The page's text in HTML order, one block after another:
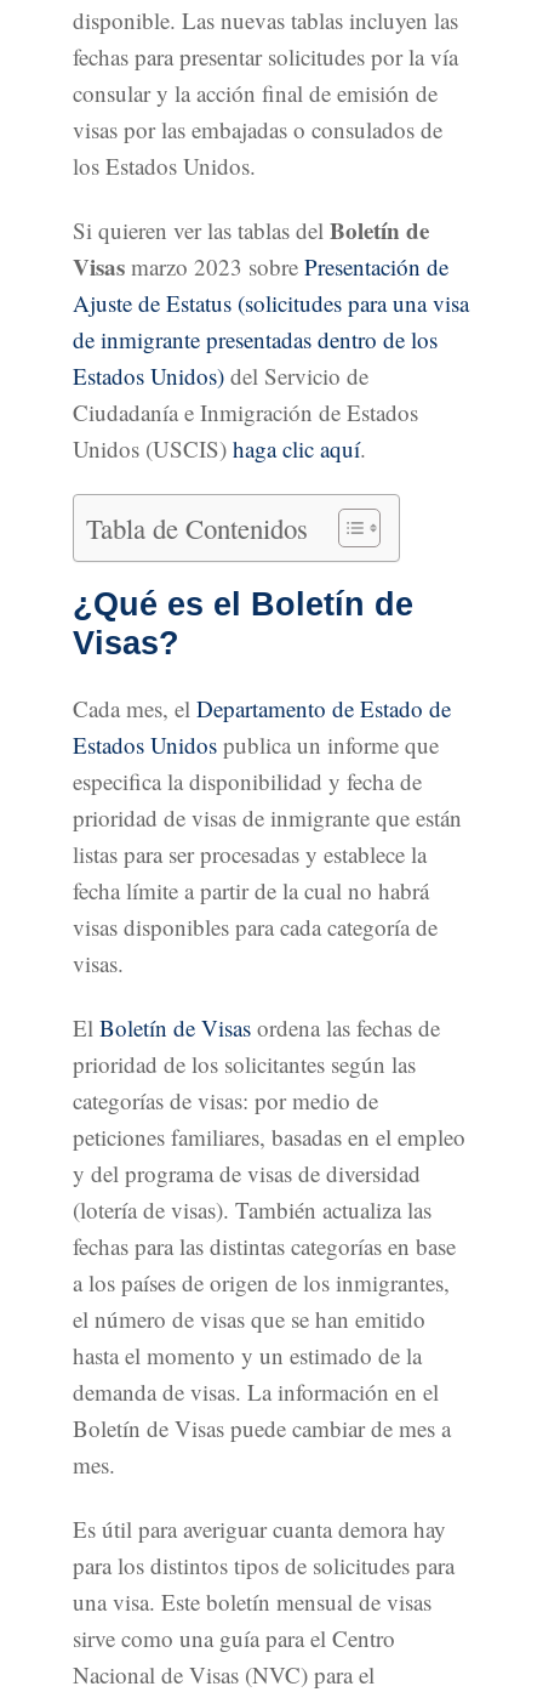
disponible. Las nuevas tablas incluyen las
fechas para presentar solicitudes por la vía
consular y la acción final de emisión de
visas por las embajadas o consulados de
los Estados Unidos.
Si quieren ver las tablas del Boletín de
Visas marzo 2023 sobre Presentación de
Ajuste de Estatus (solicitudes para una visa
de inmigrante presentadas dentro de los
Estados Unidos) del Servicio de
Ciudadanía e Inmigración de Estados
Unidos (USCIS) haga clic aquí.
Tabla de Contenidos
¿Qué es el Boletín de
Visas?
Cada mes, el Departamento de Estado de
Estados Unidos publica un informe que
especifica la disponibilidad y fecha de
prioridad de visas de inmigrante que están
listas para ser procesadas y establece la
fecha límite a partir de la cual no habrá
visas disponibles para cada categoría de
visas.
El Boletín de Visas ordena las fechas de
prioridad de los solicitantes según las
categorías de visas: por medio de
peticiones familiares, basadas en el empleo
y del programa de visas de diversidad
(lotería de visas). También actualiza las
fechas para las distintas categorías en base
a los países de origen de los inmigrantes,
el número de visas que se han emitido
hasta el momento y un estimado de la
demanda de visas. La información en el
Boletín de Visas puede cambiar de mes a
mes.
Es útil para averiguar cuanta demora hay
para los distintos tipos de solicitudes para
una visa. Este boletín mensual de visas
sirve como una guía para el Centro
Nacional de Visas (NVC) para el